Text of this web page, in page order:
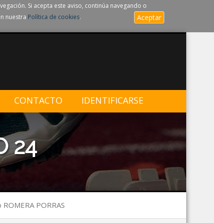
Si acepta este aviso, continúa navegando o
nuestra Política de cookies. Aceptar
CONTACTO IDENTIFICARSE
24
PORRAS